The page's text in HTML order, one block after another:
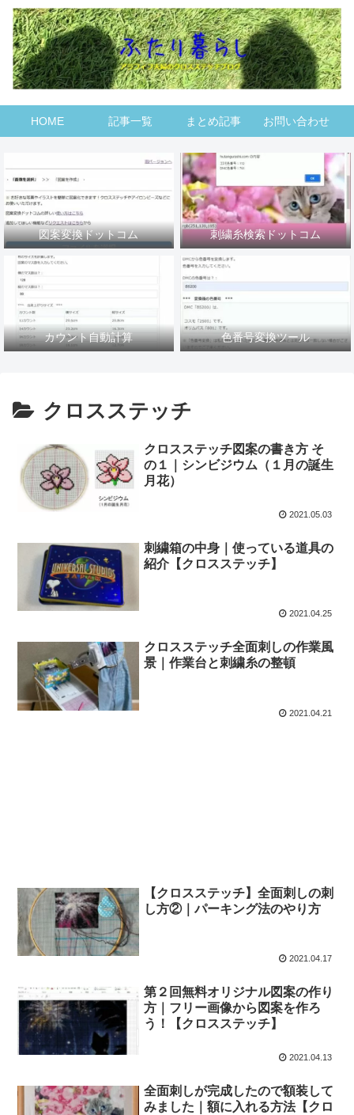
HOME 記事一覧 まとめ記事 お問い合わせ
図案変換ドットコム 刺繍糸検索ドットコム
カウント自動計算 色番号変換ツール
クロスステッチ
クロスステッチ図案の書き方 そ
の１｜シンビジウム（１月の誕生
月花）
2021.05.03
刺繍箱の中身｜使っている道具の
紹介【クロスステッチ】
2021.04.25
クロスステッチ全面刺しの作業風
景｜作業台と刺繍糸の整頓
2021.04.21
【クロスステッチ】全面刺しの刺
し方②｜パーキング法のやり方
2021.04.17
第２回無料オリジナル図案の作り
方｜フリー画像から図案を作ろ
う！【クロスステッチ】
2021.04.13
全面刺しが完成したので額装して
みました｜額に入れる方法【クロ